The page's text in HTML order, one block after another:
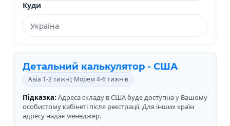
Куди
Детальний калькулятор - США
Авіа 1-2 тижні; Морем 4-6 тижнів
Підказка: Адреса складу в США буде доступна у Вашому
особистому кабінеті після реєстрації. Для інших країн
адресу надає менеджер.